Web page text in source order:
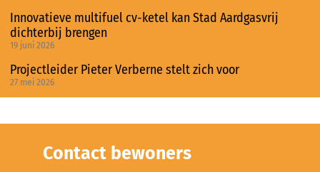
Innovatieve multifuel cv-ketel kan Stad Aardgasvrij
dichterbij brengen
19 juni 2026
Projectleider Pieter Verberne stelt zich voor
27 mei 2026
Contact bewoners